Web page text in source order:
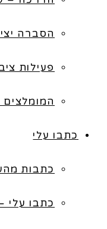
הסברה
פעילות
המומלצים
כתבו עלי
כתבות
כתבו עלי